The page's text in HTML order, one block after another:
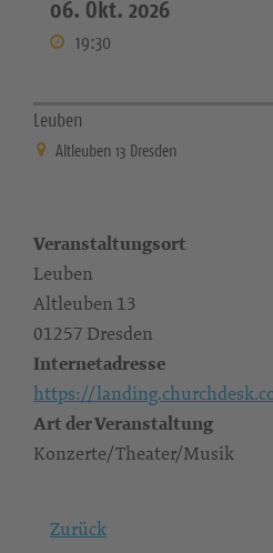
06. Okt. 2026
19:30
Leuben
Altleuben 13 Dresden
Veranstaltungsort
Leuben
Altleuben 13
01257 Dresden
Internetadresse
https://
Art der Veranstaltung
Konzerte/Theater/Musik
Zurück